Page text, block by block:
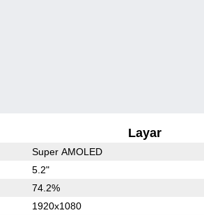
Layar
Super AMOLED
5.2"
74.2%
1920x1080